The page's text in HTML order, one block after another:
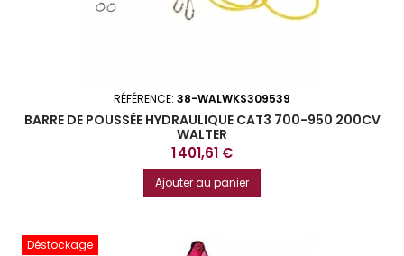
RÉFÉRENCE: 38-WALWKS309539
BARRE DE POUSSÉE HYDRAULIQUE CAT3 700-950 200CV
WALTER
Prix
1 401,61 €
Ajouter au panier
Déstockage